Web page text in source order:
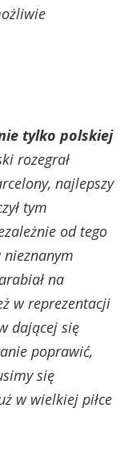
tylko polskiej
rozegrał
najlepszy
tym
od tego
na
w reprezentacji
dającej się
poprawić,
się
w wielkiej piłce